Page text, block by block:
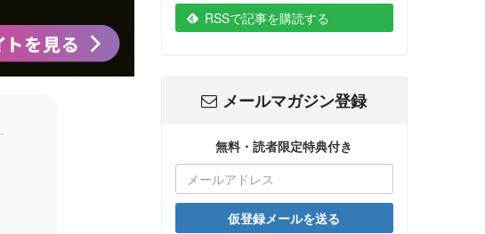
RSSで記事を購読する
メールマガジン登録
無料・読者限定特典付き
仮登録メールを送る